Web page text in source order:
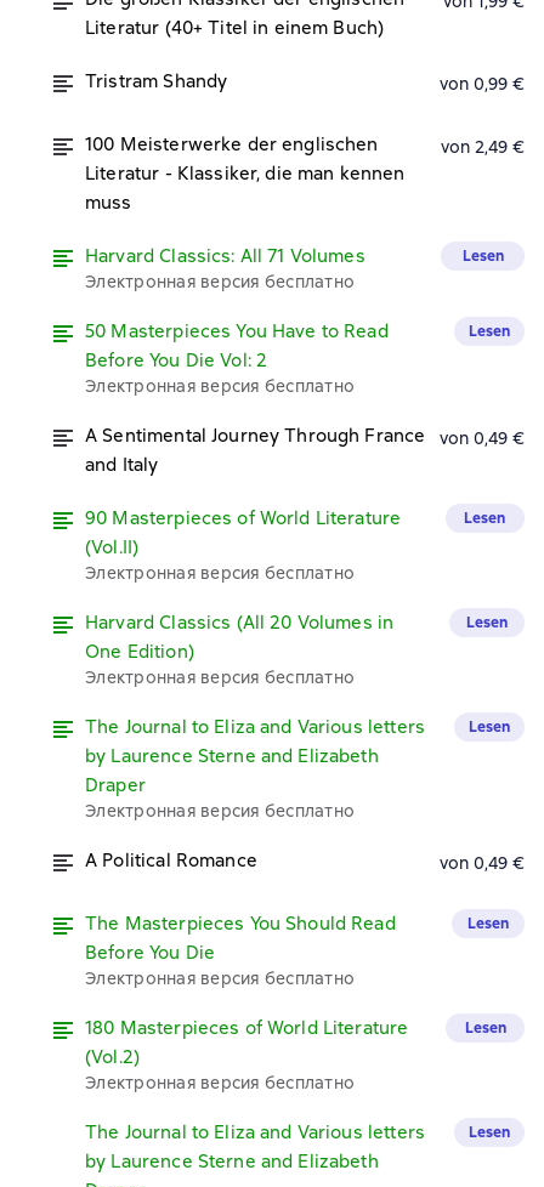
Literatur (40+ Titel in einem Buch)
Tristram Shandy von 0,99 €
100 Meisterwerke der englischen
Literatur - Klassiker, die man kennen
muss
von 2,49 €
Harvard Classics: All 71 Volumes
Электронная версия бесплатно
Lesen
50 Masterpieces You Have to Read
Before You Die Vol: 2
Электронная версия бесплатно
Lesen
A Sentimental Journey Through France
and Italy
von 0,49 €
90 Masterpieces of World Literature
(Vol.II)
Электронная версия бесплатно
Lesen
Harvard Classics (All 20 Volumes in
One Edition)
Электронная версия бесплатно
Lesen
The Journal to Eliza and Various letters
by Laurence Sterne and Elizabeth
Draper
Электронная версия бесплатно
Lesen
A Political Romance von 0,49 €
The Masterpieces You Should Read
Before You Die
Электронная версия бесплатно
Lesen
180 Masterpieces of World Literature
(Vol.2)
Электронная версия бесплатно
Lesen
The Journal to Eliza and Various letters
by Laurence Sterne and Elizabeth
Lesen